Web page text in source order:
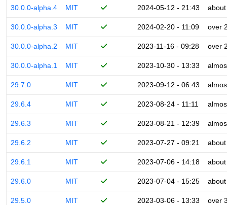
30.0.0-alpha.4 MIT 2024-05-12 - 21:43
30.0.0-alpha.3 MIT 2024-02-20 - 11:09 over
30.0.0-alpha.2 MIT 2023-11-16 - 09:28 over
30.0.0-alpha.1 MIT 2023-10-30 - 13:33
29.7.0 MIT 2023-09-12 - 06:43
29.6.4 MIT 2023-08-24 - 11:11
29.6.3 MIT 2023-08-21 - 12:39
29.6.2 MIT 2023-07-27 - 09:21
29.6.1 MIT 2023-07-06 - 14:18
29.6.0 MIT 2023-07-04 - 15:25
29.5.0 MIT 2023-03-06 - 13:33 over